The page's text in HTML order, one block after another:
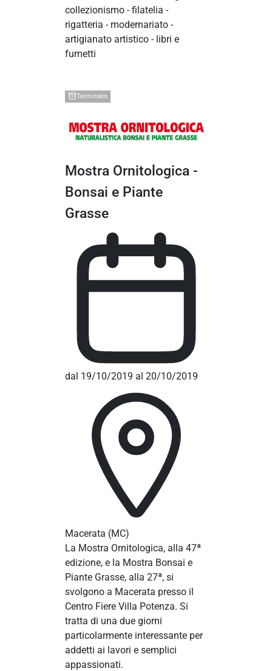
collezionismo - filatelia -
rigatteria - modernariato -
artigianato artistico - libri e
fumetti
Terminato
Mostra Ornitologica -
Bonsai e Piante
Grasse
dal 19/10/2019 al 20/10/2019
Macerata (MC)
La Mostra Ornitologica, alla 47ª
edizione, e la Mostra Bonsai e
Piante Grasse, alla 27ª, si
svolgono a Macerata presso il
Centro Fiere Villa Potenza. Si
tratta di una due giorni
particolarmente interessante per
addetti ai lavori e semplici
appassionati.